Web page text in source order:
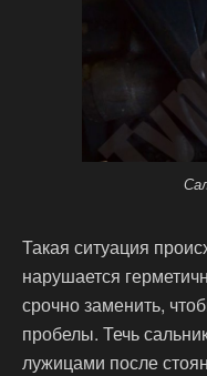
Такая ситуация
нарушается
срочно заменить,
пробелы. Течь
лужицами после